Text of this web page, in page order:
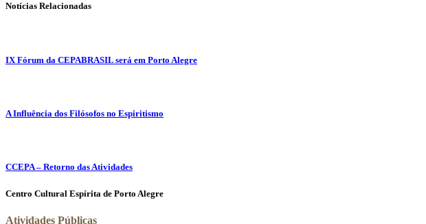
Notícias Relacionadas
IX Fórum da CEPABRASIL será em Porto Alegre
A Influência dos Filósofos no Espiritismo
CCEPA – Retorno das Atividades
Centro Cultural Espírita de Porto Alegre
Atividades Públicas